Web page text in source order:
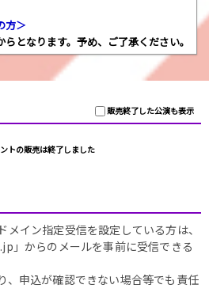
方＞
となります。予め、ご了承ください。
販売終了した公演も表示
トの販売は終了しました
イン指定受信を設定している方は、
からのメールを事前に受信できる
、申込が確認できない場合等でも責任